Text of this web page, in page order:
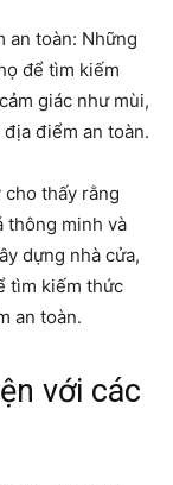
an toàn: Những
để tìm kiếm
giác như mùi,
điểm an toàn.
thấy rằng
thông minh và
dựng nhà cửa,
tìm kiếm thức
an toàn.
với các